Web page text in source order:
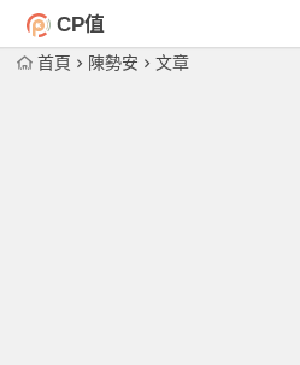
CP值
首頁 陳勢安 文章